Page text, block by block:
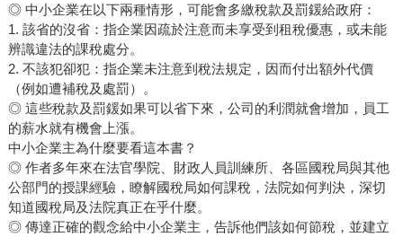
◎ 中小企業在以下兩種情形，可能會多繳稅款及罰鍰給政府：
1. 該省的沒省：指企業因疏於注意而未享受到租稅優惠，或未能
辨識違法的課稅處分。
2. 不該犯卻犯：指企業未注意到稅法規定，因而付出額外代價
（例如遭補稅及處罰）。
◎ 這些稅款及罰鍰如果可以省下來，公司的利潤就會增加，員工
的薪水就有機會上漲。
中小企業主為什麼要看這本書？
◎ 作者多年來在法官學院、財政人員訓練所、各區國稅局與其他
公部門的授課經驗，瞭解國稅局如何課稅，法院如何判決，深切
知道國稅局及法院真正在乎什麼。
◎ 傳達正確的觀念給中小企業主，告訴他們該如何節稅，並建立